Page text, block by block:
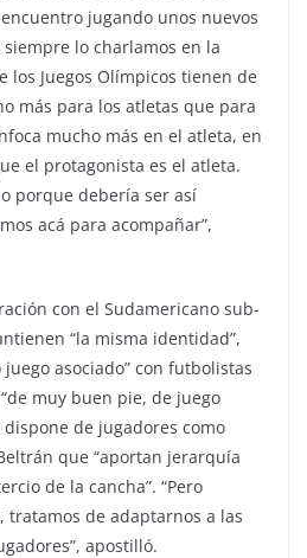
jugando unos nuevos
siempre lo charlamos en la
los Juegos Olímpicos tienen de
más para los atletas que para
mucho más en el atleta, en
el protagonista es el atleta.
porque debería ser así
acá para acompañar”,
con el Sudamericano sub-
“la misma identidad”,
asociado” con futbolistas
muy buen pie, de juego
dispone de jugadores como
que “aportan jerarquía
de la cancha”. “Pero
tratamos de adaptarnos a las
apostilló.